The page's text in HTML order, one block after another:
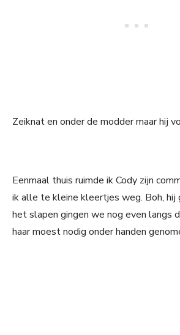
Zeiknat en onder de modder maar hij
Eenmaal thuis ruimde ik Cody zijn
ik alle te kleine kleertjes weg. Boh,
het slapen gingen we nog even langs
haar moest nodig onder handen